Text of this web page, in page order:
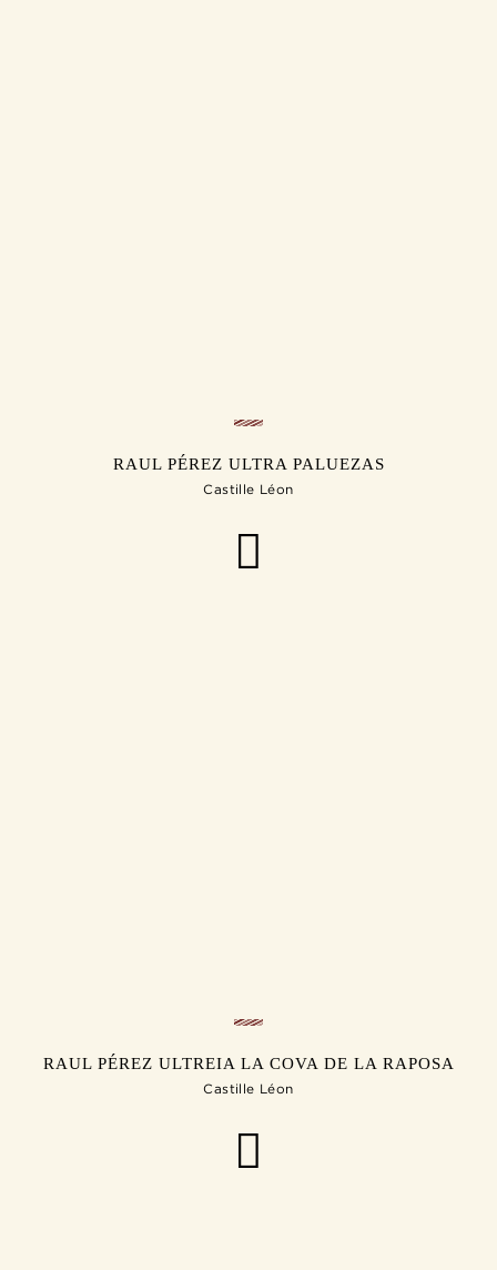
RAUL PÉREZ ULTRA PALUEZAS
Castille Léon
RAUL PÉREZ ULTREIA LA COVA DE LA RAPOSA
Castille Léon